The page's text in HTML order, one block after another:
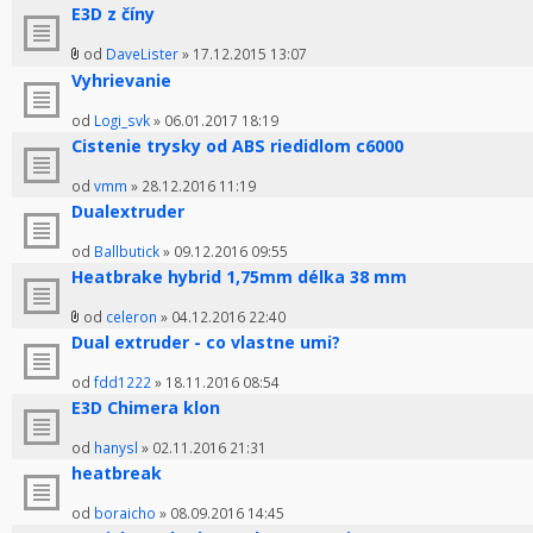
E3D z číny
od DaveLister» 17.12.2015 13:07
Vyhrievanie
od Logi_svk» 06.01.2017 18:19
Cistenie trysky od ABS riedidlom c6000
od vmm » 28.12.2016 11:19
Dualextruder
od Ballbutick» 09.12.2016 09:55
Heatbrake hybrid 1,75mm délka 38 mm
od celeron » 04.12.2016 22:40
Dual extruder - co vlastne umi?
od fdd1222» 18.11.2016 08:54
E3D Chimera klon
od hanysl » 02.11.2016 21:31
heatbreak
od boraicho » 08.09.2016 14:45